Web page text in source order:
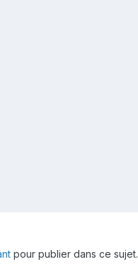
pour publier dans ce sujet.